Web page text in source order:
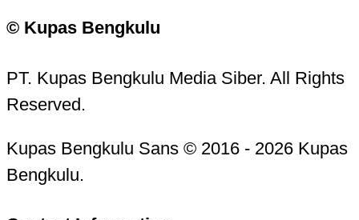
© Kupas Bengkulu
PT. Kupas Bengkulu Media Siber. All Rights
Reserved.
Kupas Bengkulu Sans © 2016 - 2026 Kupas
Bengkulu.